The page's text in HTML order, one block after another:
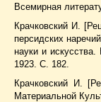
Всемирная
Крачковский И.
персидских
науки и
1923. С. 182.
Крачковский И.
Материальной